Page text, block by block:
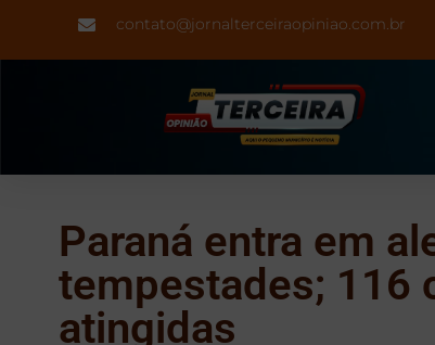
contato@jornalterceiraopiniao.com.br
Paraná entra em
tempestades; 116
atingidas